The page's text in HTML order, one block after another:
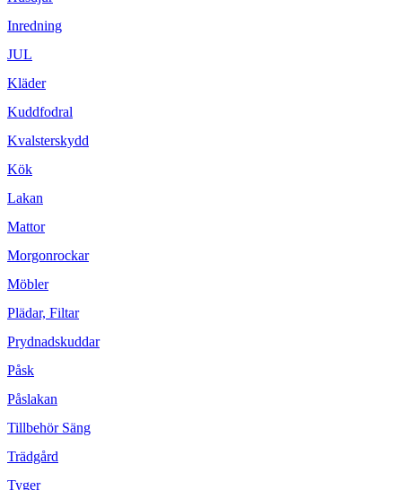
Inredning
JUL
Kläder
Kuddfodral
Kvalsterskydd
Kök
Lakan
Mattor
Morgonrockar
Möbler
Plädar, Filtar
Prydnadskuddar
Påsk
Påslakan
Tillbehör Säng
Trädgård
Tyger